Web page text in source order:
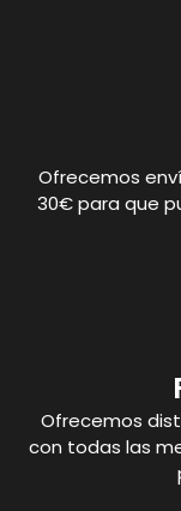
Ofrecemos
30€ para que
Ofrecemos
con todas las